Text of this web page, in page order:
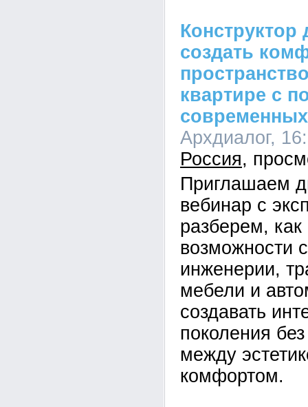
Конструктор
создать
квартире с
Архдиалог,
Россия
Приглашаем
вебинар с
разберем, как
возможности
инженерии,
мебели и
создавать
поколения
между
комфортом.